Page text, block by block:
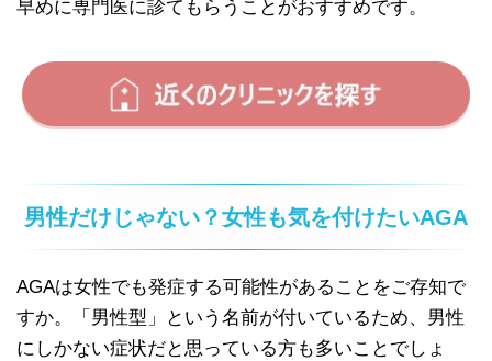
早めに専門医に診てもらうことがおすすめです。
男性だけじゃない？女性も気を付けたいAGA
AGAは女性でも発症する可能性があることをご存知で
すか。「男性型」という名前が付いているため、男性
にしかない症状だと思っている方も多いことでしょ